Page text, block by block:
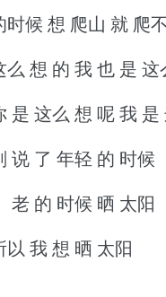
时候 想 爬山 就 爬
么 想 的 我 也 是 这
是 这么 想 呢 我 是
说 了 年轻 的 时候
老 的 时候 晒 太阳
以 我 想 晒 太阳